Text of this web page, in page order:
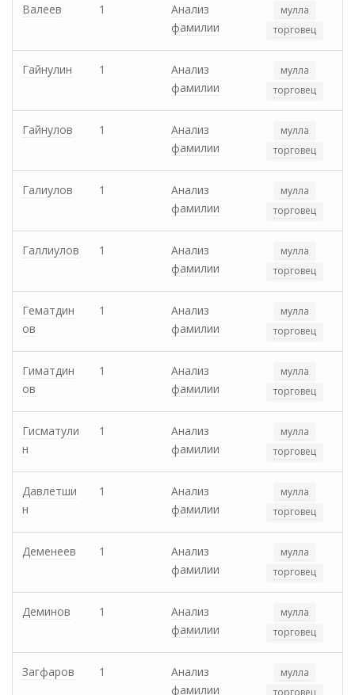
Валеев 1
Анализ
фамилии
мулла
торговец
Гайнулин 1
Анализ
фамилии
мулла
торговец
Гайнулов 1
Анализ
фамилии
мулла
торговец
Галиулов 1
Анализ
фамилии
мулла
торговец
Галлиулов 1
Анализ
фамилии
мулла
торговец
Гематдин
ов
1
Анализ
фамилии
мулла
торговец
Гиматдин
ов
1
Анализ
фамилии
мулла
торговец
Гисматули
н
1
Анализ
фамилии
мулла
торговец
Давлетши
н
1
Анализ
фамилии
мулла
торговец
Деменеев 1
Анализ
фамилии
мулла
торговец
Деминов 1
Анализ
фамилии
мулла
торговец
Загфаров 1
Анализ
фамилии
мулла
торговец